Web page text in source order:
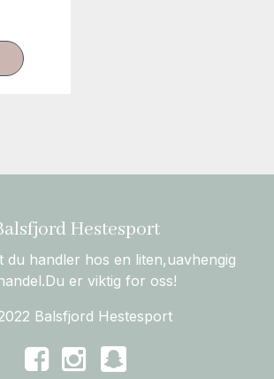
Hestesport
du handler hos en liten,uavhengig
er viktig for oss!
Balsfjord Hestesport